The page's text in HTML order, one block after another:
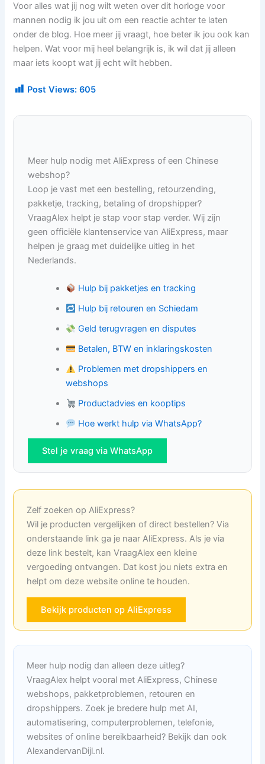
Voor alles wat jij nog wilt weten over dit horloge voor
mannen nodig ik jou uit om een reactie achter te laten
onder de blog. Hoe meer jij vraagt, hoe beter ik jou ook kan
helpen. Wat voor mij heel belangrijk is, ik wil dat jij alleen
maar iets koopt wat jij echt wilt hebben.
Post Views: 605
Meer hulp nodig met AliExpress of een Chinese
webshop?
Loop je vast met een bestelling, retourzending,
pakketje, tracking, betaling of dropshipper?
VraagAlex helpt je stap voor stap verder. Wij zijn
geen officiële klantenservice van AliExpress, maar
helpen je graag met duidelijke uitleg in het
Nederlands.
Hulp bij pakketjes en tracking
Hulp bij retouren en Schiedam
Geld terugvragen en disputes
Betalen, BTW en inklaringskosten
Problemen met dropshippers en
webshops
Productadvies en kooptips
Hoe werkt hulp via WhatsApp?
Stel je vraag via WhatsApp
Zelf zoeken op AliExpress?
Wil je producten vergelijken of direct bestellen? Via
onderstaande link ga je naar AliExpress. Als je via
deze link bestelt, kan VraagAlex een kleine
vergoeding ontvangen. Dat kost jou niets extra en
helpt om deze website online te houden.
Bekijk producten op AliExpress
Meer hulp nodig dan alleen deze uitleg?
VraagAlex helpt vooral met AliExpress, Chinese
webshops, pakketproblemen, retouren en
dropshippers. Zoek je bredere hulp met AI,
automatisering, computerproblemen, telefonie,
websites of online bereikbaarheid? Bekijk dan ook
AlexandervanDijl.nl.